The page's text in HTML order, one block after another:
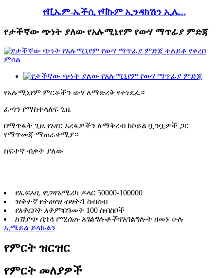
የቪኤም-ኤችሲ የቫኩም ኢንዳክሽን ኢሌ...
የታችኛው ጭነት ያለው የአሉሚኒየም የውሃ ማጥፊያ ምድጃ
የአሉሚኒየም ምርቶችን ውሃ ለማድረቅ የተነደፈ።
ፈጣን የማስተላለፍ ጊዜ
በማጥፋት ጊዜ የአየር አረፋዎችን ለማቅረብ ከኮይል ቧንቧዎች ጋር
የማጥመጃ ማጠራቀሚያ።
ከፍተኛ ብቃት ያለው
የኤፍኦቢ ዋጋ፡የአሜሪካ ዶላር 50000-100000
ዝቅተኛ የትዕዛዝ ብዛት፡1 ስብስብ
የአቅርቦት አቅም፡በዓመት 100 ስብስቦች
ከሽያጭ በኋላ የሚሰጡ አገልግሎቶች፡የአገልግሎት ዘመኑ ሁሉ
ኢሜይል ይላኩልን
የምርት ዝርዝር
የምርት መለያዎች